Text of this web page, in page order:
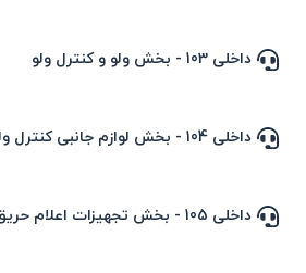
داخلی 103 - بخش ولو و کنترل ولو
داخلی 104 - بخش لوازم جانبی کنترل ولو
داخلی 105 - بخش تجهیزات اعلام حریق